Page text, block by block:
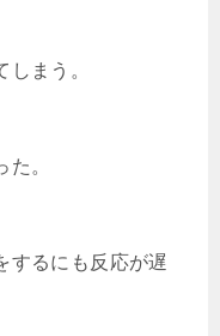
まう。
。
するにも反応が遅